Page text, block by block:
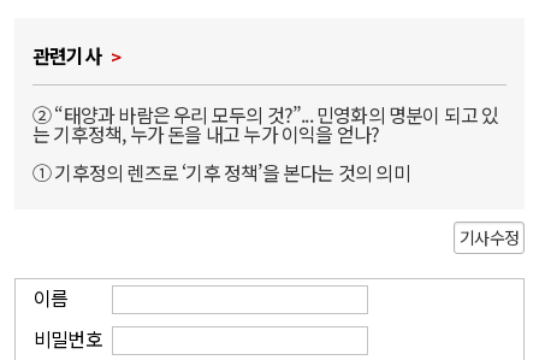
관련기사
② “태양과 바람은 우리 모두의 것?”... 민영화의 명분이 되고 있
는 기후정책, 누가 돈을 내고 누가 이익을 얻나?
① 기후정의 렌즈로 ‘기후 정책’을 본다는 것의 의미
기사수정
이름
비밀번호